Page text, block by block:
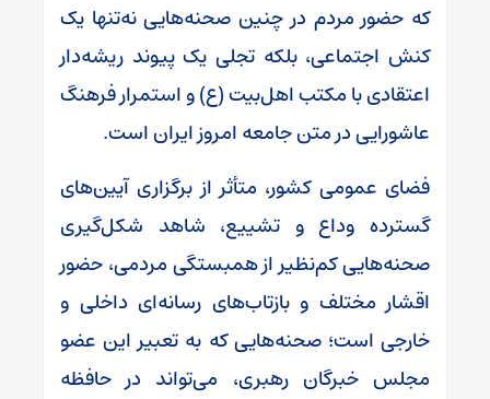
که حضور مردم در چنین صحنه‌هایی نه‌تنها یک
کنش اجتماعی، بلکه تجلی یک پیوند ریشه‌دار
اعتقادی با مکتب اهل‌بیت (ع) و استمرار فرهنگ
عاشورایی در متن جامعه امروز ایران است.
فضای عمومی کشور، متأثر از برگزاری آیین‌های
گسترده وداع و تشییع، شاهد شکل‌گیری
صحنه‌هایی کم‌نظیر از همبستگی مردمی، حضور
اقشار مختلف و بازتاب‌های رسانه‌ای داخلی و
خارجی است؛ صحنه‌هایی که به تعبیر این عضو
مجلس خبرگان رهبری، می‌تواند در حافظه